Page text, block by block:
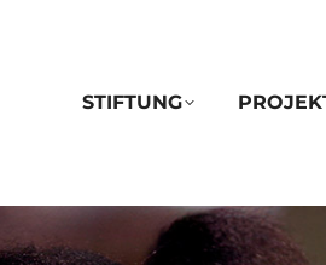
STIFTUNG